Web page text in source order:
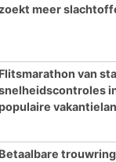
zoekt meer
Flitsmarathon van
Betaalbare